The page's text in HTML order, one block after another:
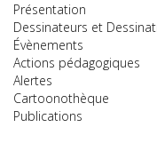
Présentation
Dessinateurs et
Évènements
Actions pédagogiques
Alertes
Cartoonothèque
Publications